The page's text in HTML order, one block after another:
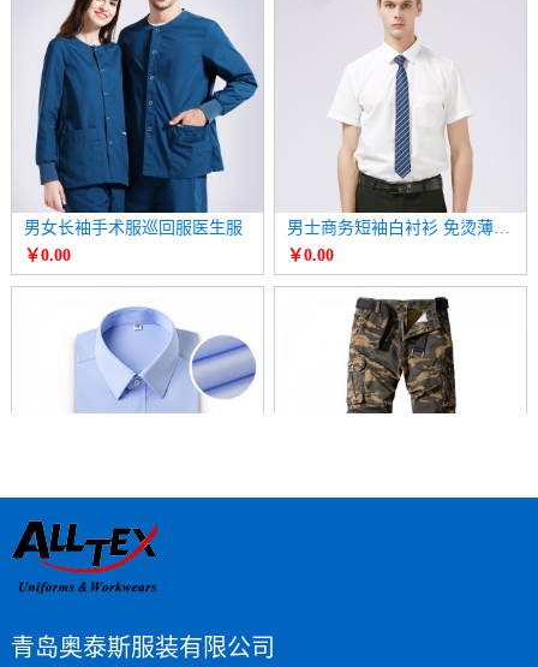
男女长袖手术服巡回服医生服
￥0.00
男士商务短袖白衬衫 免烫薄款衬衣
￥0.00
男长袖商务衬衫 正装白色衬衣
￥0.00
青岛奥泰斯服装有限公司